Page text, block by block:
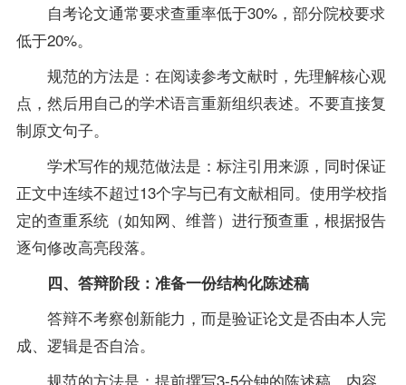
自考论文通常要求查重率低于30%，部分院校要求
低于20%。
规范的方法是：在阅读参考文献时，先理解核心观
点，然后用自己的学术语言重新组织表述。不要直接复
制原文句子。
学术写作的规范做法是：标注引用来源，同时保证
正文中连续不超过13个字与已有文献相同。使用学校指
定的查重系统（如知网、维普）进行预查重，根据报告
逐句修改高亮段落。
四、答辩阶段：准备一份结构化陈述稿
答辩不考察创新能力，而是验证论文是否由本人完
成、逻辑是否自洽。
规范的方法是：提前撰写3-5分钟的陈述稿，内容